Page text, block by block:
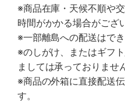
※商品在庫・天候不順や
時間がかかる場合がござ
※一部離島への配送はでき
※のしがけ、またはギフ
ましては承っておりませ
※商品の外箱に直接配送
す。